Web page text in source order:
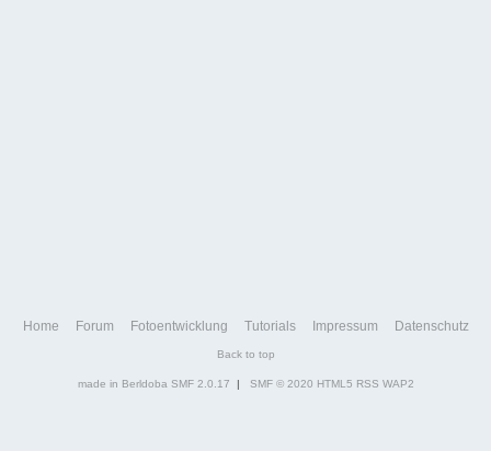
Home Forum Fotoentwicklung Tutorials Impressum Datenschutz
Back to top
made in Berldoba SMF 2.0.17 | SMF © 2020 HTML5 RSS WAP2